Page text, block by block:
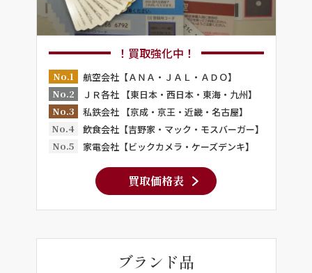
！買取強化中！
No.1
航空会社【ＡＮＡ・ＪＡＬ・ＡＤＯ】
No.2
ＪＲ各社 【東日本・西日本・東海・九州】
No.3
私鉄会社 【京成・京王・近畿・名古屋】
No.4
飲食会社【吉野家・マック・モスバーガー】
No.5
家電会社【ビックカメラ・ケーズデンキ】
買取価格表
ブランド品